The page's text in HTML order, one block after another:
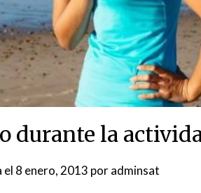
durante la
el 8 enero, 2013 poradminsat